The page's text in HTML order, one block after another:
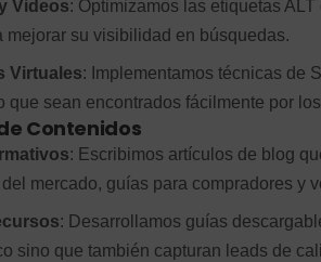
Videos: Optimizamos las etiquetas
mejorar su visibilidad en búsquedas.
Virtuales: Implementamos técnicas de
que sean encontrados fácilmente por
Contenidos
: Escribimos artículos de blog
mercado, guías para compradores y
: Desarrollamos guías
sino que también capturan leads de